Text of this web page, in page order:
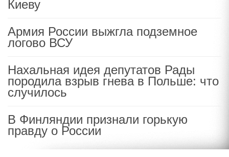
Киеву
Армия России выжгла подземное
логово ВСУ
Нахальная идея депутатов Рады
породила взрыв гнева в Польше: что
случилось
В Финляндии признали горькую
правду о России